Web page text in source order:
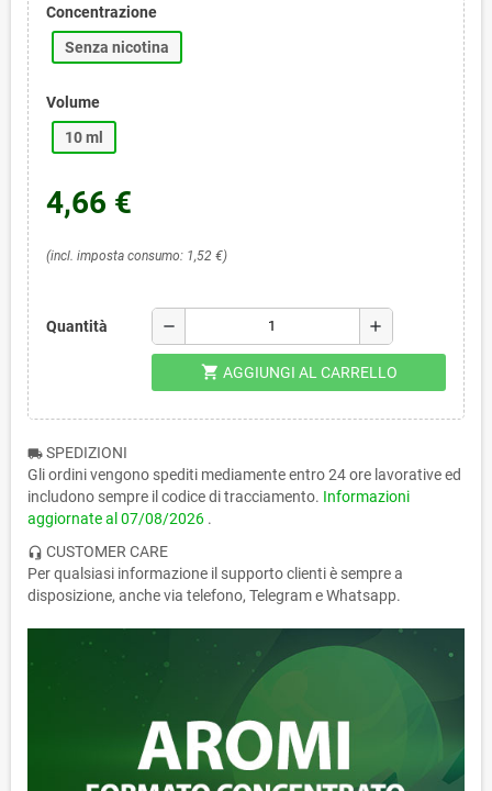
Concentrazione
Senza nicotina
Volume
10 ml
4,66 €
(incl. imposta consumo: 1,52 €)
Quantità remove add
shopping_cart AGGIUNGI AL CARRELLO
local_shipping SPEDIZIONI
Gli ordini vengono spediti mediamente entro 24 ore lavorative ed
includono sempre il codice di tracciamento. Informazioni
aggiornate al 07/08/2026 .
headset_mic CUSTOMER CARE
Per qualsiasi informazione il supporto clienti è sempre a
disposizione, anche via telefono, Telegram e Whatsapp.